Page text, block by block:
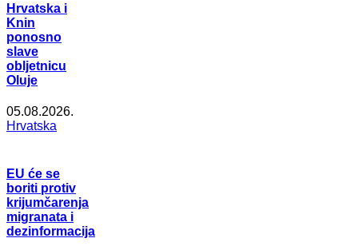
Hrvatska i
Knin
ponosno
slave
obljetnicu
Oluje
05.08.2026.
Hrvatska
EU će se
boriti protiv
krijumčarenja
migranata i
dezinformacija